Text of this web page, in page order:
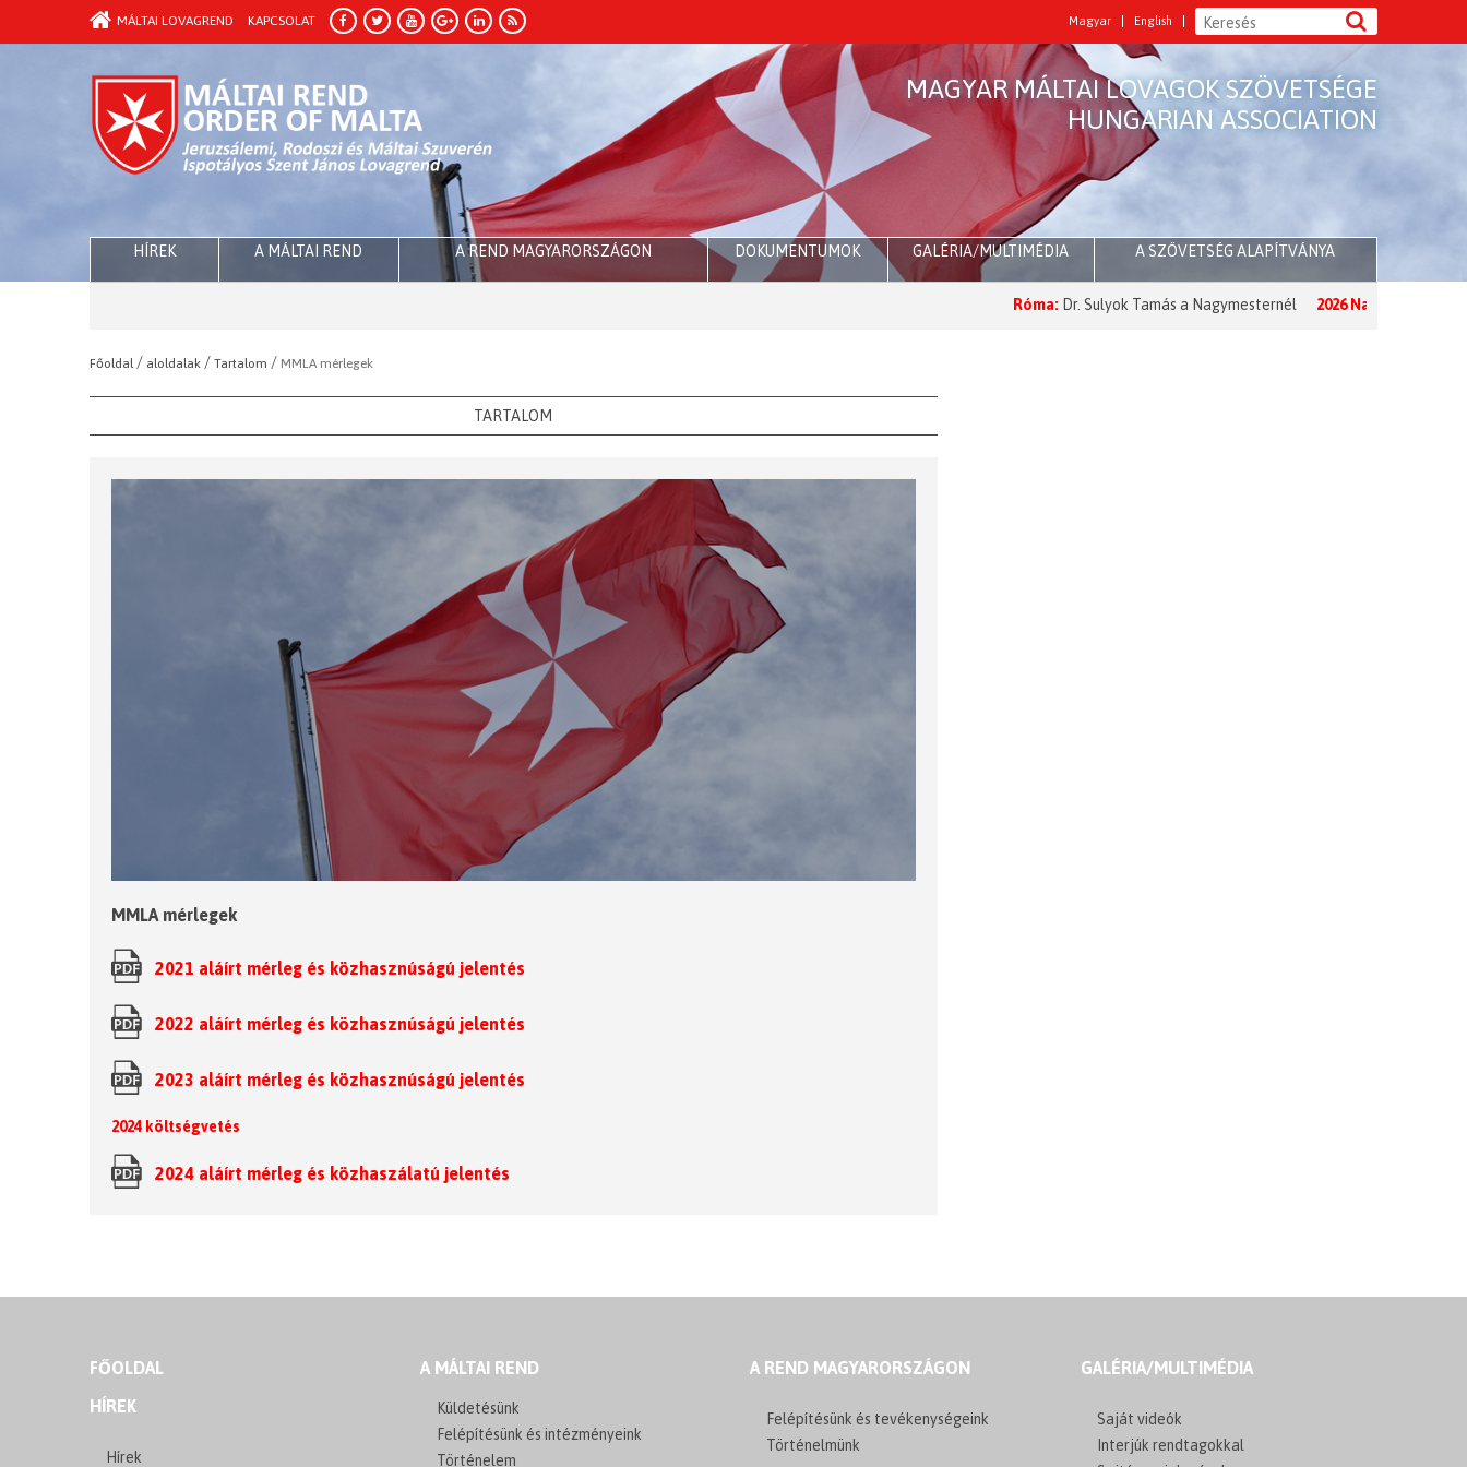
Magyar English
MÁLTAI LOVAGREND KAPCSOLAT
MAGYAR MÁLTAI LOVAGOK SZÖVETSÉGE
HUNGARIAN ASSOCIATION
HÍREK A MÁLTAI REND A REND MAGYARORSZÁGON DOKUMENTUMOK GALÉRIA/MULTIMÉDIA A SZÖVETSÉG ALAPÍTVÁNYA
Dr. Sulyok Tamás a Nagymesternél 2026 Nagyböjt:
Főoldal / aloldalak / Tartalom / MMLA mérlegek
TARTALOM
MMLA mérlegek
2021 aláírt mérleg és közhasznúságú jelentés
2022 aláírt mérleg és közhasznúságú jelentés
2023 aláírt mérleg és közhasznúságú jelentés
2024 költségvetés
2024 aláírt mérleg és közhaszálatú jelentés
FŐOLDAL
HÍREK
Hírek
A MÁLTAI REND
Küldetésünk
Felépítésünk és intézményeink
Történelem
A REND MAGYARORSZÁGON
Felépítésünk és tevékenységeink
Történelmünk
GALÉRIA/MULTIMÉDIA
Saját videók
Interjúk rendtagokkal